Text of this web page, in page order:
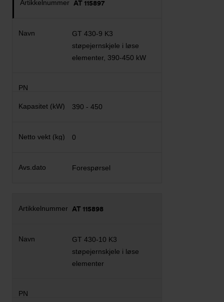
AT 115897
GT 430-9 K3
støpejernskjele i løse
elementer, 390-450 kW
390 - 450
0
Forespørsel
AT 115898
GT 430-10 K3
støpejernskjele i løse
elementer